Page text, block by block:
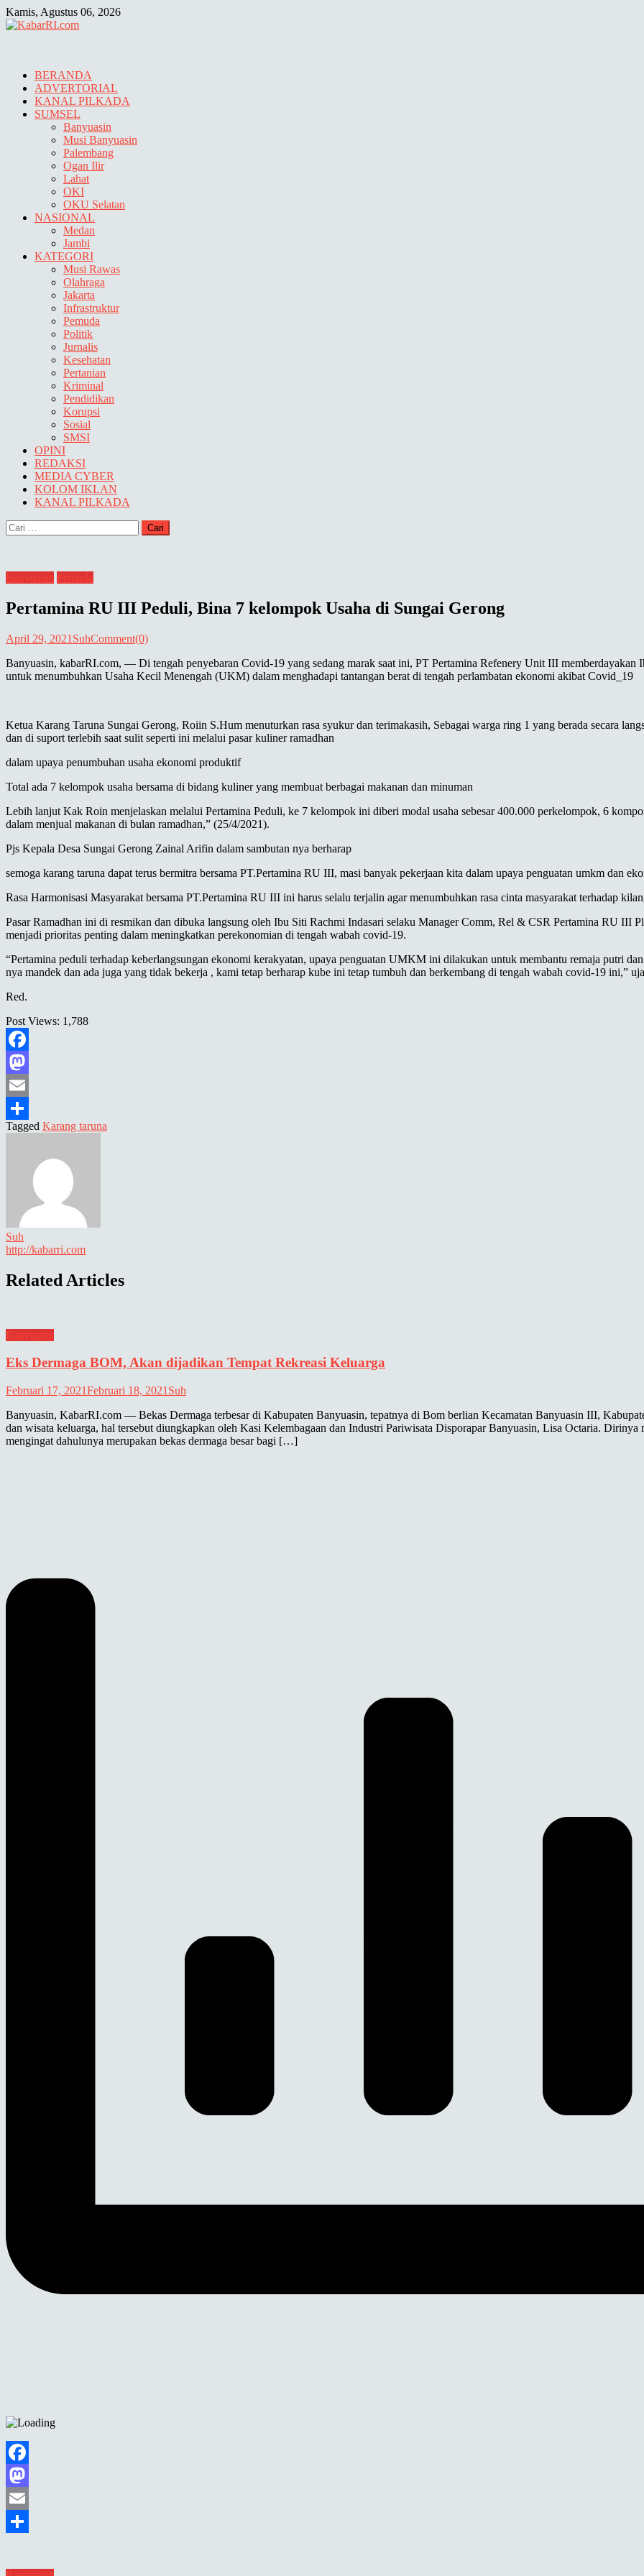
Skip
to
Kamis, Agustus 06, 2026
BERANDA
ADVERTORIAL
KANAL PILKADA
SUMSEL
Banyuasin
Musi Banyuasin
Palembang
Ogan Ilir
Lahat
OKI
OKU Selatan
NASIONAL
Medan
Jambi
KATEGORI
Musi Rawas
Olahraga
Jakarta
Infrastruktur
Pemuda
Politik
Jurnalis
Kesehatan
Pertanian
Kriminal
Pendidikan
Korupsi
Sosial
SMSI
OPINI
REDAKSI
MEDIA CYBER
KOLOM IKLAN
KANAL PILKADA
Cari
untuk:
Banyuasin Pemuda
Pertamina RU III Peduli, Bina 7 kelompok Usaha di Sungai Gerong
April 29, 2021 SuhComment(0)
Banyuasin, kabarRI.com, — Di tengah penyebaran Covid-19 yang sedang marak saat ini, PT Pertamina Refenery Unit III
untuk menumbuhkan Usaha Kecil Menengah (UKM) dalam menghadapi tantangan berat di tengah perlambatan ekonomi akibat Covid_19
Ketua Karang Taruna Sungai Gerong, Roiin S.Hum menuturkan rasa syukur dan terimakasih, Sebagai warga ring 1 yang berada secara
dan di suport terlebih saat sulit seperti ini melalui pasar kuliner ramadhan
dalam upaya penumbuhan usaha ekonomi produktif
Total ada 7 kelompok usaha bersama di bidang kuliner yang membuat berbagai makanan dan minuman
Lebih lanjut Kak Roin menjelaskan melalui Pertamina Peduli, ke 7 kelompok ini diberi modal usaha sebesar 400.000 perkelompok, 6
dalam menjual makanan di bulan ramadhan,” (25/4/2021).
Pjs Kepala Desa Sungai Gerong Zainal Arifin dalam sambutan nya berharap
semoga karang taruna dapat terus bermitra bersama PT.Pertamina RU III, masi banyak pekerjaan kita dalam upaya penguatan umkm dan
Rasa Harmonisasi Masyarakat bersama PT.Pertamina RU III ini harus selalu terjalin agar menumbuhkan rasa cinta masyarakat terhadap
Pasar Ramadhan ini di resmikan dan dibuka langsung oleh Ibu Siti Rachmi Indasari selaku Manager Comm, Rel & CSR Pertamina RU III
menjadi prioritas penting dalam meningkatkan perekonomian di tengah wabah covid-19.
“Pertamina peduli terhadap keberlangsungan ekonomi kerakyatan, upaya penguatan UMKM ini dilakukan untuk membantu remaja putri
nya mandek dan ada juga yang tidak bekerja , kami tetap berharap kube ini tetap tumbuh dan berkembang di tengah wabah covid-19 ini,”
Red.
Post Views: 1,788
Facebook
Mastodon
Email
Share
Tagged Karang taruna
Suh
http://kabarri.com
Related Articles
Banyuasin
Eks Dermaga BOM, Akan dijadikan Tempat Rekreasi Keluarga
Februari 17, 2021Februari 18, 2021 Suh
Banyuasin, KabarRI.com — Bekas Dermaga terbesar di Kabupaten Banyuasin, tepatnya di Bom berlian Kecamatan Banyuasin III,
dan wisata keluarga, hal tersebut diungkapkan oleh Kasi Kelembagaan dan Industri Pariwisata Disporapar Banyuasin, Lisa Octaria.
mengingat dahulunya merupakan bekas dermaga besar bagi […]
Facebook
Mastodon
Email